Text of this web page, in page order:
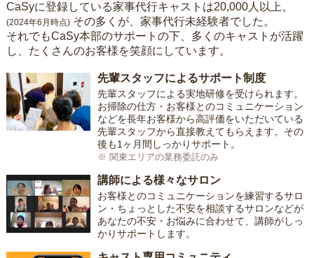
CaSyに登録している家事代行キャストは20,000人以上。
(2024年6月時点) その多くが、家事代行未経験者でした。
それでもCaSy本部のサポートの下、多くのキャストが活躍
し、たくさんのお客様を笑顔にしています。
先輩スタッフによるサポート制度
先輩スタッフによる実地研修を受けられます。
お掃除の仕方・お客様とのコミュニケーション
などを長年お客様から高評価をいただいている
先輩スタッフから直接教えてもらえます。その
後も1ヶ月間しっかりサポート。
※ 関東エリアの業務委託のみ
講師による様々なサロン
お客様とのコミュニケーションを練習するサロ
ン・ちょっとした不安を相談するサロンなどが
あなたの不安・お悩みに合わせて、講師がしっ
かりサポートします。